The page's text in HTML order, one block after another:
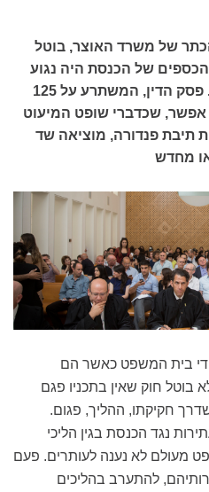
של משרד האוצר, בוטל
של הכנסת היה נגוע
בפגמים היורדים עד השורש. פסק הדין, המשתרע על 125
שכדברי שופט המיעוט
תיבת פנדורה, מוציאה שד
מחדש
ידי בית המשפט כאשר הם
בוטל חוק שאין בתכניו פגם
חקיקתו, ההליך, פגום.
נגד הכנסת בגין הליכי
מעולם לא נענה לעותרים. פעם
להתערב בהליכים